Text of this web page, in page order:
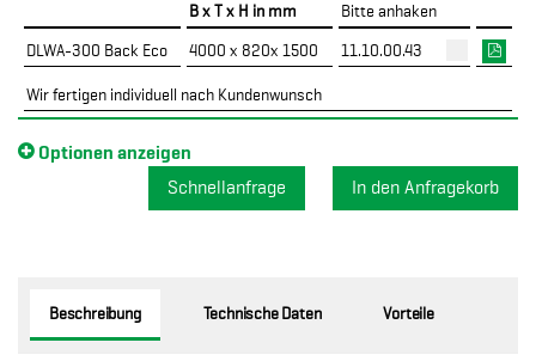
B x T x H in mm
Bitte anhaken
DLWA-300 Back Eco 4000 x 820x 1500 11.10.00.43
Wir fertigen individuell nach Kundenwunsch
Optionen anzeigen
Schnellanfrage
Beschreibung Technische Daten Vorteile